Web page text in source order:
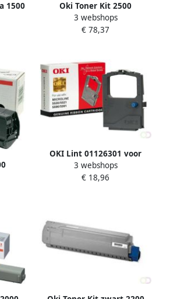
1500
Oki Toner Kit 2500
pagina&apos;s 44992402
3 webshops
€ 78,37
OKI Lint 01126301 voor
ML5520 zwart
3 webshops
€ 18,96